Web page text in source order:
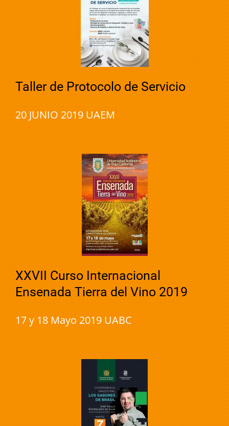
Taller de Protocolo de Servicio
20 JUNIO 2019 UAEM
XXVII Curso Internacional
Ensenada Tierra del Vino 2019
17 y 18 Mayo 2019 UABC